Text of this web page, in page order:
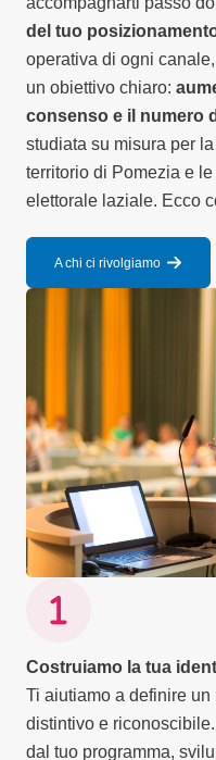
del tuo
operativa di ogni
un obiettivo chiaro:
consenso e il numero
studiata su misura per
territorio di Pomezia e
elettorale laziale. Ecco
A chi ci rivolgiamo
Costruiamo la tua
Ti aiutiamo a definire
distintivo e
dal tuo programma,